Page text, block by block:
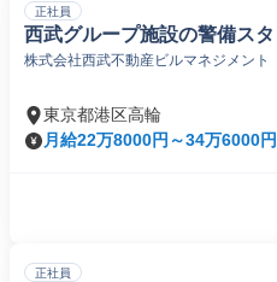
正社員
西武グループ施設の警備ス
株式会社西武不動産ビルマネジメント
東京都港区高輪
月給22万8000円～34万6000円
正社員